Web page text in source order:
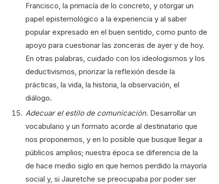
Francisco, la primacía de lo concreto, y otorgar un
papel epistemológico a la experiencia y al saber
popular expresado en el buen sentido, como punto de
apoyo para cuestionar las zonceras de ayer y de hoy.
En otras palabras, cuidado con los ideologismos y los
deductivismos, priorizar la reflexión desde la
prácticas, la vida, la historia, la observación, el
diálogo.
Adecuar el estilo de comunicación. Desarrollar un
vocabulario y un formato acorde al destinatario que
nos proponemos, y en lo posible que busque llegar a
públicos amplios; nuestra época se diferencia de la
de hace medio siglo en que hemos perdido la mayoría
social y, si Jauretche se preocupaba por poder ser